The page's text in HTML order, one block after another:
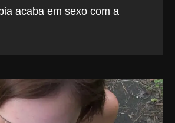
acaba em sexo com a